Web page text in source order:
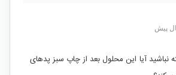
آیا این محلول بعد از چاپ سبز پدهای